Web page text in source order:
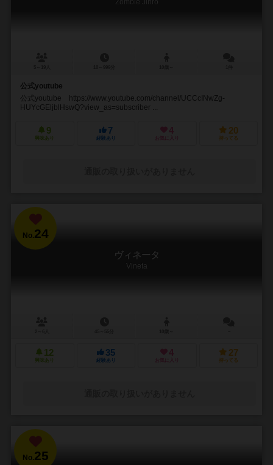
公式youtube
公式youtube https://www.youtube.com/channel/UCCcINwZg-
HUYcGEljblHswQ?view_as=subscriber ...
9
興味あり
7
経験あり
4
お気に入り
20
持ってる
No.24
ヴィネータ
Vineta
12
興味あり
35
経験あり
4
お気に入り
27
持ってる
No.25